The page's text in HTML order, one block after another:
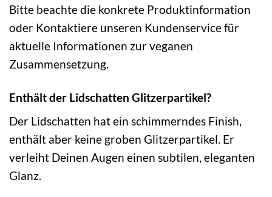
Bitte beachte die konkrete Produktinformation
oder Kontaktiere unseren Kundenservice für
aktuelle Informationen zur veganen
Zusammensetzung.
Enthält der Lidschatten Glitzerpartikel?
Der Lidschatten hat ein schimmerndes Finish,
enthält aber keine groben Glitzerpartikel. Er
verleiht Deinen Augen einen subtilen, eleganten
Glanz.